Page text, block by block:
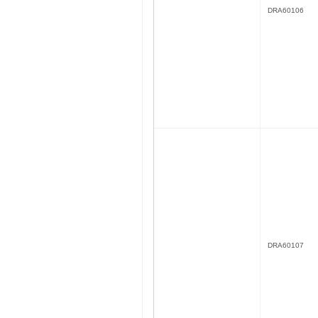
DRA60106
DRA60107